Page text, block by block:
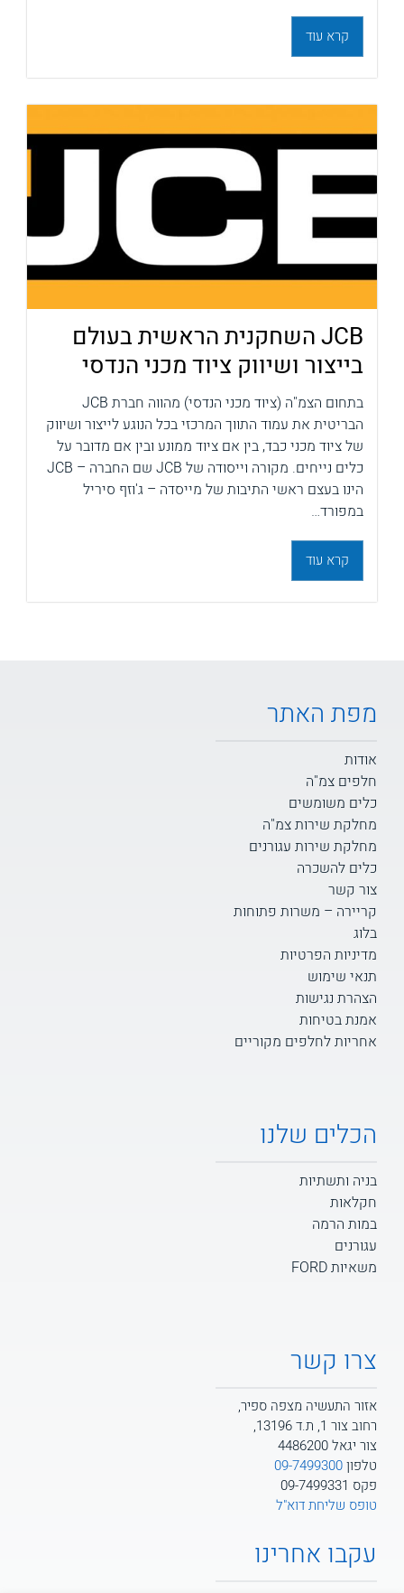
קרא עוד
JCB השחקנית הראשית בעולם
בייצור ושיווק ציוד מכני הנדסי
בתחום הצמ"ה (ציוד מכני הנדסי) מהווה חברת JCB
הבריטית את עמוד התווך המרכזי בכל הנוגע לייצור ושיווק
של ציוד מכני כבד, בין אם ציוד ממונע ובין אם מדובר על
כלים נייחים. מקורה וייסודה של JCB שם החברה – JCB
הינו בעצם ראשי התיבות של מייסדה – ג'וזף סיריל
במפורד…
קרא עוד
מפת האתר
אודות
חלפים צמ"ה
כלים משומשים
מחלקת שירות צמ"ה
מחלקת שירות עגורנים
כלים להשכרה
צור קשר
קריירה – משרות פתוחות
בלוג
מדיניות הפרטיות
תנאי שימוש
הצהרת נגישות
אמנת בטיחות
אחריות לחלפים מקוריים
הכלים שלנו
בניה ותשתיות
חקלאות
במות הרמה
עגורנים
משאיות FORD
צרו קשר
אזור התעשיה מצפה ספיר,
רחוב צור 1, ת.ד 13196,
צור יגאל 4486200
טלפון09-7499300
פקס 09-7499331
טופס שליחת דוא"ל
עקבו אחרינו